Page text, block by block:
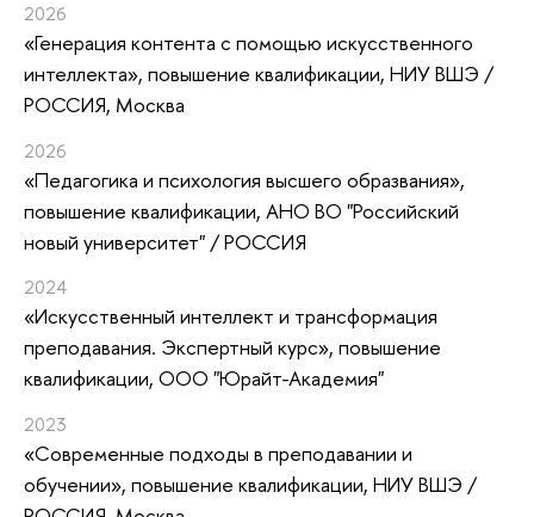
2026
«Генерация контента с помощью искусственного
интеллекта», повышение квалификации, НИУ ВШЭ /
РОССИЯ, Москва
2026
«Педагогика и психология высшего образвания»,
повышение квалификации, АНО ВО "Российский
новый университет" / РОССИЯ
2024
«Искусственный интеллект и трансформация
преподавания. Экспертный курс», повышение
квалификации, ООО "Юрайт-Академия"
2023
«Современные подходы в преподавании и
обучении», повышение квалификации, НИУ ВШЭ /